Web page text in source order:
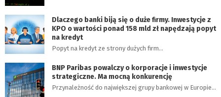
Dlaczego banki biją się o duże firmy. Inwestycje z
KPO o wartości ponad 158 mld zł napędzają popyt
na kredyt
Popyt na kredyt ze strony dużych firm…
BNP Paribas powalczy o korporacje i inwestycje
strategiczne. Ma mocną konkurencję
Przynależność do największej grupy bankowej w Europie…